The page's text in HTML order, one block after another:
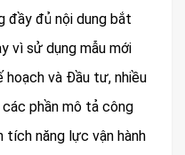
đầy đủ nội dung bắt
vì sử dụng mẫu mới
hoạch và Đầu tư, nhiều
phần mô tả công
tích năng lực vận hành